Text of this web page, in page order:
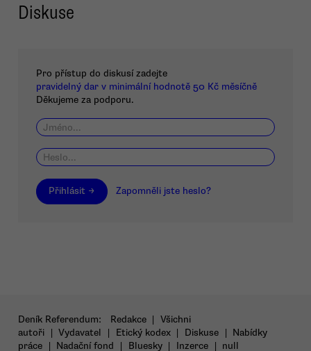
Diskuse
Pro přístup do diskusí zadejte
pravidelný dar v minimální hodnotě 50 Kč měsíčně
Děkujeme za podporu.
Přihlásit → Zapomněli jste heslo?
Deník Referendum: Redakce | Všichni
autoři | Vydavatel | Etický kodex | Diskuse | Nabídky
práce | Nadační fond | Bluesky | Inzerce | null